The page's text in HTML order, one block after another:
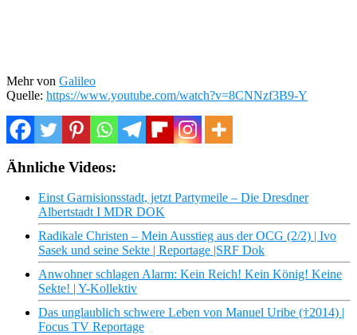
Mehr von Galileo
Quelle: https://www.youtube.com/watch?v=8CNNzf3B9-Y
Ähnliche Videos:
Einst Garnisionsstadt, jetzt Partymeile – Die Dresdner
Albertstadt I MDR DOK
Radikale Christen – Mein Ausstieg aus der OCG (2/2) | Ivo
Sasek und seine Sekte | Reportage |SRF Dok
Anwohner schlagen Alarm: Kein Reich! Kein König! Keine
Sekte! | Y-Kollektiv
Das unglaublich schwere Leben von Manuel Uribe (†2014) |
Focus TV Reportage